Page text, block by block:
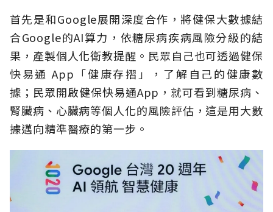
首先是和Google展開深度合作，將健保大數據結
合Google的AI算力，依糖尿病疾病風險分級的結
果，產製個人化衛教提醒。民眾自己也可透過健保
快易通 App「健康存摺」，了解自己的健康數
據；民眾開啟健保快易通App，就可看到糖尿病、
腎臟病、心臟病等個人化的風險評估，這是用大數
據邁向精準醫療的第一步。